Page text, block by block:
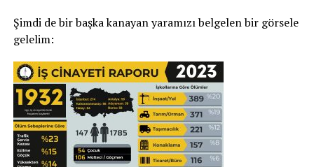
Şimdi de bir başka kanayan yaramızı belgelen bir görsele
gelelim: